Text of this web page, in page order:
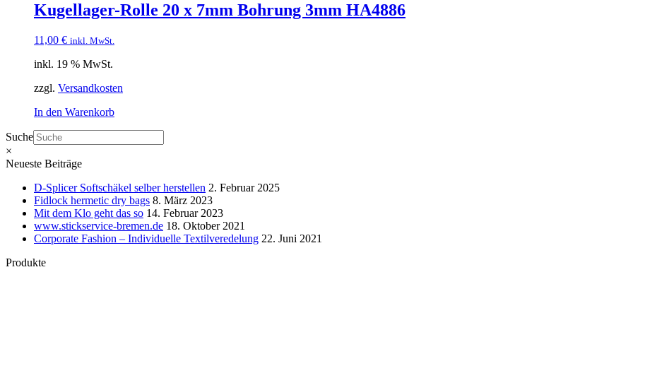
Kugellager-Rolle 20 x 7mm Bohrung 3mm HA4886
11,00 € inkl. MwSt.
inkl. 19 % MwSt.
zzgl. Versandkosten
In den Warenkorb
Suche
×
Neueste Beiträge
D-Splicer Softschäkel selber herstellen 2. Februar 2025
Fidlock hermetic dry bags 8. März 2023
Mit dem Klo geht das so 14. Februar 2023
www.stickservice-bremen.de 18. Oktober 2021
Corporate Fashion – Individuelle Textilveredelung 22. Juni 2021
Produkte